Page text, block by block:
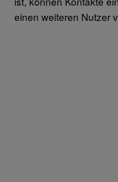
einen weiteren Nutzer